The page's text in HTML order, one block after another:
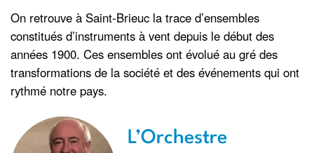
On retrouve à Saint-Brieuc la trace d’ensembles
constitués d’instruments à vent depuis le début des
années 1900. Ces ensembles ont évolué au gré des
transformations de la société et des événements qui ont
rythmé notre pays.
L’Orchestre